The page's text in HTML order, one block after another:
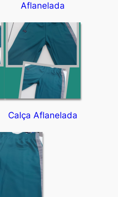
Aflanelada
Calça Aflanelada